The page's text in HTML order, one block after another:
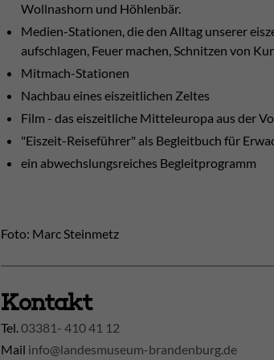
Wollnashorn und Höhlenbär.
Medien-Stationen, die den Alltag unserer
aufschlagen, Feuer machen, Schnitzen von
Mitmach-Stationen
Nachbau eines eiszeitlichen Zeltes
Film - das eiszeitliche Mitteleuropa aus der
"Eiszeit-Reiseführer" als Begleitbuch für
ein abwechslungsreiches Begleitprogramm
Foto: Marc Steinmetz
Kontakt
Tel.03381- 410 41 12
Mail info@landesmuseum-brandenburg.de